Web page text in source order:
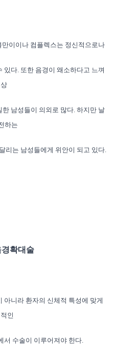
이이나 컴플렉스는 정신적으로나
있다. 또한 음경이 왜소하다고 느껴
남성들이 의외로 많다. 하지만 날
하는
리는 남성들에게 위안이 되고 있다.
확대술
아니라 환자의 신체적 특성에 맞게
적인
서 수술이 이루어져야 한다.